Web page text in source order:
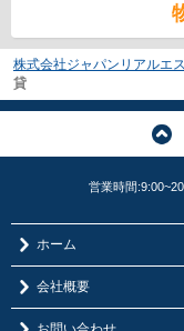
株式会社ジャパンリアルエ
貸
営業時間
ホーム
会社概要